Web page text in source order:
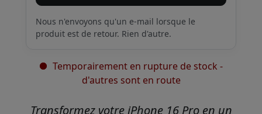
Nous n'envoyons qu'un e-mail lorsque le
produit est de retour. Rien d'autre.
Temporairement en rupture de stock -
d'autres sont en route
Transformez votre iPhone 16 Pro en un